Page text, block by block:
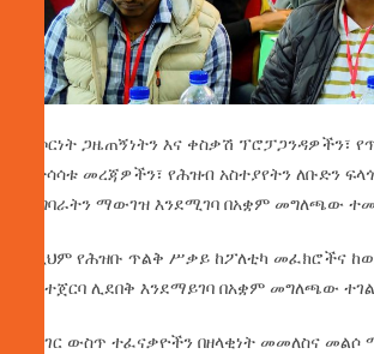
የጦርነት ጋዜጠኝነትን እና ቀስቃሽ ፕሮፓጋንዳዎችን፣
የተሳሳቱ መረጃዎችን፣ የሕዝብ አስተያየትን ለቡድን
ተግባራትን ማውገዝ እንደሚገባ በአቋም መግለጫው
በዚህም የሕዝቡ ጥልቅ ሥቃይ ከፖለቲካ መፈክሮችና
በስተጀርባ ሊደበቅ እንደማይገባ በአቋም መግለጫው
የሀገር ውስጥ ተፈናቃዮችን በዘላቂነት መመለስና